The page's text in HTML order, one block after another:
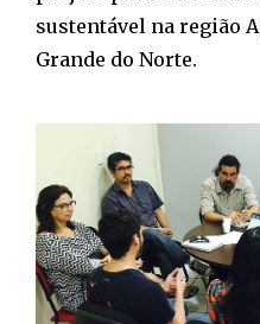
sustentável na região
Grande do Norte.